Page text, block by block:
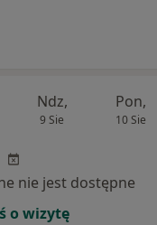
Ndz,
9 Sie
Pon,
10 Sie
nie jest dostępne
o wizytę